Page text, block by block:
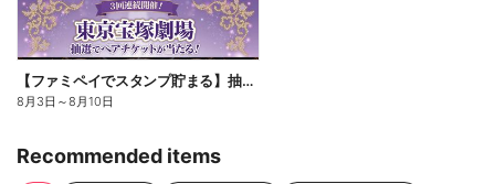
【ファミペイでスタンプ貯まる】抽選でペアチケットが当たる!
8月3日 ～8月10日
Recommended items